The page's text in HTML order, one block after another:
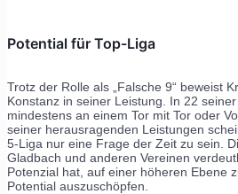
Potential für Top-Liga
Trotz der Rolle als „Falsche 9“ beweist
Konstanz in seiner Leistung. In 22
mindestens an einem Tor mit Tor oder
seiner herausragenden Leistungen
5-Liga nur eine Frage der Zeit zu sein.
Gladbach und anderen Vereinen
Potenzial hat, auf einer höheren Ebene
Potential auszuschöpfen.